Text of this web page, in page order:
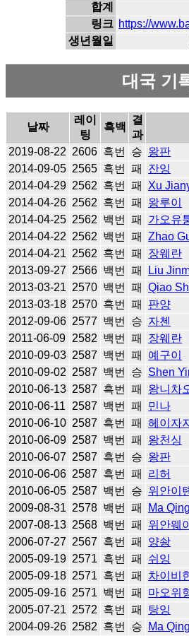
합계
링크 https://
생년월일
대국 기
날짜
레이
팅
흑백
결
과
2019-08-22 2606 흑번 승 왕판
2014-09-05 2565 흑번 패 잔잉
2014-04-29 2562 흑번 패 Xu
2014-04-26 2562 흑번 패 왕루이
2014-04-25 2562 백번 패 가오유
2014-04-22 2562 백번 패 Zhao
2014-04-21 2562 흑번 패 장웨란
2013-09-27 2566 백번 패 Liu
2013-03-21 2570 백번 패 Qiao
2013-03-18 2570 흑번 패 판양
2012-09-06 2577 백번 승 자첸
2011-06-09 2582 백번 패 장웨란
2010-09-03 2587 백번 패 예구이
2010-09-02 2587 백번 승 Shen
2010-06-13 2587 흑번 패 왕니차
2010-06-11
2587 백번 패 민나
2010-06-10 2587 흑번 패 헤이자
2010-06-09 2587 백번 패 왕천싱
2010-06-07 2587 흑번 승 왕판
2010-06-06 2587 흑번 패 리허
2010-06-05 2587 백번 승 위안이톈
2009-08-31 2578 백번 패 Ma
2007-08-13 2568 백번 패 위안웨
2006-07-27 2567 흑번 패 양솽
2005-09-19 2571 흑번 패 쉬잉
2005-09-18 2571 흑번 패 차이비
2005-09-16 2571 백번 패 마오위
2005-07-21 2572 흑번 패 탕잉
2004-09-26 2582 흑번 승 Ma